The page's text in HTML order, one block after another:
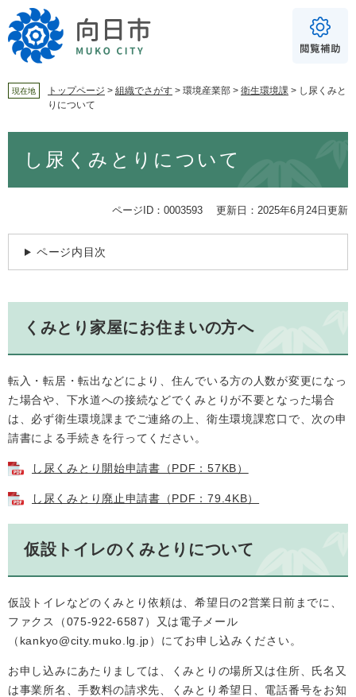
ー
ジ
ニ
ュ
へ
For Foreigners
音声読み上げ
読み上げ 読み上げ設定
あり
文字サイズ 標準 拡大
現在地 トップページ > 組織でさがす > 環境産業部 > 衛生環境課 > し尿くみと
りについて
し尿くみとりについて
ページID：0003593 更新日：2025年6月24日更新
ページ内目次
くみとり家屋にお住まいの方へ
転入・転居・転出などにより、住んでいる方の人数が変更になっ
た場合や、下水道への接続などでくみとりが不要となった場合
は、必ず衛生環境課までご連絡の上、衛生環境課窓口で、次の申
請書による手続きを行ってください。
し尿くみとり開始申請書（PDF：57KB）
し尿くみとり廃止申請書（PDF：79.4KB）
仮設トイレのくみとりについて
仮設トイレなどのくみとり依頼は、希望日の2営業日前までに、
ファクス（075-922-6587）又は電子メール
（ kankyo@city.muko.lg.jp）にてお申し込みください。
お申し込みにあたりましては、くみとりの場所又は住所、氏名又
は事業所名、手数料の請求先、くみとり希望日、電話番号をお知